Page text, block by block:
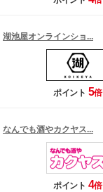
湖池屋オンラインショ...
ポイント 5倍
なんでも酒やカクヤス...
ポイント 4倍